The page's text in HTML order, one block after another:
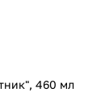
460 мл